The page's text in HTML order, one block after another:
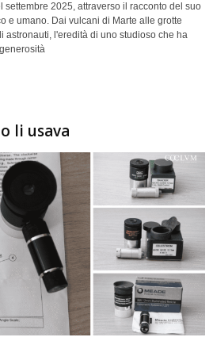
settembre 2025, attraverso il racconto del suo
e umano. Dai vulcani di Marte alle grotte
astronauti, l'eredità di uno studioso che ha
li usava